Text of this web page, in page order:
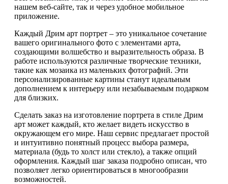
нашем веб-сайте, так и через удобное мобильное
приложение.
Каждый Дрим арт портрет – это уникальное сочетание
вашего оригинального фото с элементами арта,
создающими волшебство и выразительность образа. В
работе используются различные творческие техники,
такие как мозаика из маленьких фотографий. Эти
персонализированные картины станут идеальным
дополнением к интерьеру или незабываемым подарком
для близких.
Сделать заказ на изготовление портрета в стиле Дрим
арт может каждый, кто желает видеть искусство в
окружающем его мире. Наш сервис предлагает простой
и интуитивно понятный процесс выбора размера,
материала (будь то холст или стекло), а также опций
оформления. Каждый шаг заказа подробно описан, что
позволяет легко ориентироваться в многообразии
возможностей.